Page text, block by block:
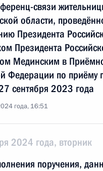
связи
области,
Президента
Президента
Мединским в
Федерации по приёму
сентября 2023 года
года, 16:51
2024 года, вторник
поручения,